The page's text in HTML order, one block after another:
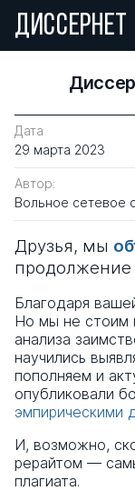
ДИССЕРНЕТ
Дата
29 марта 2023
Автор:
Вольное сетевое
Друзья, мы
продолжение
Благодаря
Но мы не стоим
анализа
научились
пополняем и
опубликовали
эмпирическими
И, возможно,
рерайтом —
плагиата.